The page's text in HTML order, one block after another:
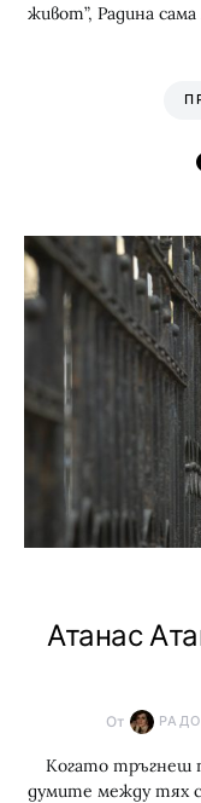
живот”, Радина
Атанас
От
Когато тръгнеш
думите между тях